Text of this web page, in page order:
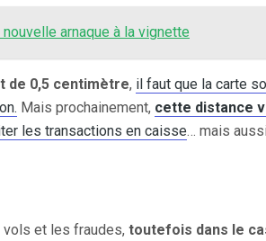
arnaque à la vignette
de 0,5 centimètre, il faut que la carte
Mais prochainement, cette distance
les transactions en caisse… mais
vols et les fraudes, toutefois dans le